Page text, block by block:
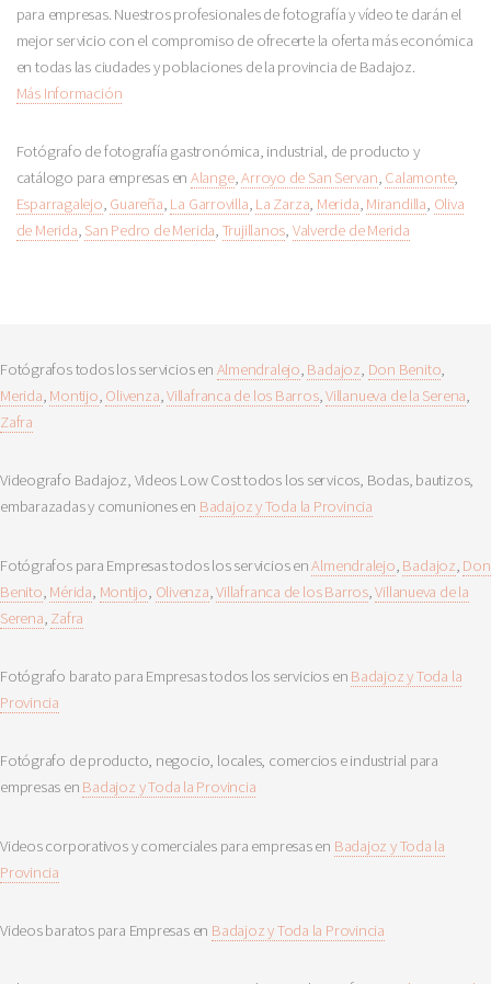
para empresas. Nuestros profesionales de fotografía y vídeo te darán el
mejor servicio con el compromiso de ofrecerte la oferta más económica
en todas las ciudades y poblaciones de la provincia de Badajoz.
Más Información
Fotógrafo de fotografía gastronómica, industrial, de producto y
catálogo para empresas en Alange,Arroyo de San Servan, Calamonte,
Esparragalejo, Guareña, La Garrovilla, La Zarza, Merida, Mirandilla, Oliva
de Merida, San Pedro de Merida, Trujillanos, Valverde de Merida
Fotógrafos todos los servicios en Almendralejo, Badajoz, Don Benito,
Merida, Montijo, Olivenza,Villafranca de los Barros,Villanueva de la Serena,
Zafra
Videografo Badajoz, Videos Low Cost todos los servicos, Bodas, bautizos,
embarazadas y comuniones en Badajoz y Toda la Provincia
Fotógrafos para Empresas todos los servicios enAlmendralejo, Badajoz, Don
Benito, Mérida, Montijo, Olivenza,Villafranca de los Barros,Villanueva de la
Serena, Zafra
Fotógrafo barato para Empresas todos los servicios en Badajoz y Toda la
Provincia
Fotógrafo de producto, negocio, locales, comercios e industrial para
empresas en Badajoz y Toda la Provincia
Videos corporativos y comerciales para empresas en Badajoz y Toda la
Provincia
Videos baratos para Empresas en Badajoz y Toda la Provincia